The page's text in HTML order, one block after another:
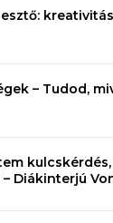
– Tudod,
– Diákinterjú